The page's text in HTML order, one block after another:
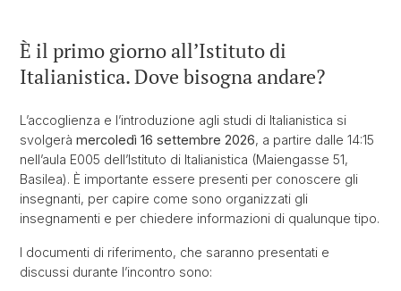
È il primo giorno all’Istituto di
Italianistica. Dove bisogna andare?
L’accoglienza e l’introduzione agli studi di Italianistica si
svolgerà mercoledì 16 settembre 2026, a partire dalle 14:15
nell’aula E005 dell’Istituto di Italianistica (Maiengasse 51,
Basilea). È importante essere presenti per conoscere gli
insegnanti, per capire come sono organizzati gli
insegnamenti e per chiedere informazioni di qualunque tipo.
I documenti di riferimento, che saranno presentati e
discussi durante l’incontro sono: